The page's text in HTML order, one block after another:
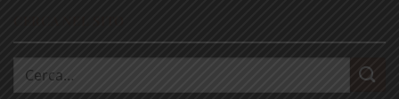
Cerca: